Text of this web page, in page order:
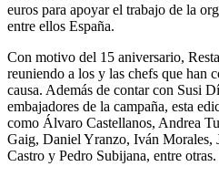
euros para apoyar el trabajo de la
entre ellos España.
Con motivo del 15 aniversario,
reuniendo a los y las chefs que han
causa. Además de contar con Susi
embajadores de la campaña, esta
como Álvaro Castellanos, Andrea
Gaig, Daniel Yranzo, Iván Morales,
Castro y Pedro Subijana, entre otras.